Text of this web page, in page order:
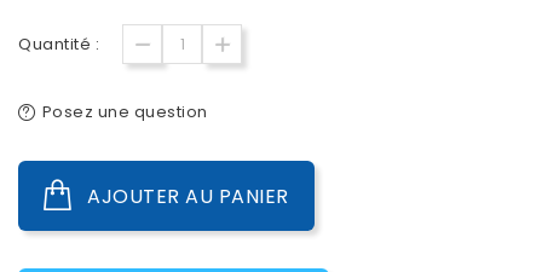
Quantité :
Posez une question
AJOUTER AU PANIER